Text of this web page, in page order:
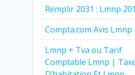
Remplir 2031 : Lmnp
Compta.com Avis Lmnp
Lmnp + Tva ou Tarif
Comptable Lmnp |